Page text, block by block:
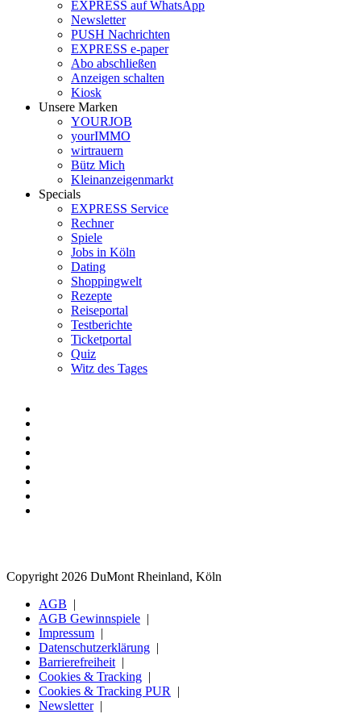
EXPRESS auf WhatsApp
Newsletter
PUSH Nachrichten
EXPRESS e-paper
Abo abschließen
Anzeigen schalten
Kiosk
Unsere Marken
YOURJOB
yourIMMO
wirtrauern
Bütz Mich
Kleinanzeigenmarkt
Specials
EXPRESS Service
Rechner
Spiele
Jobs in Köln
Dating
Shoppingwelt
Rezepte
Reiseportal
Testberichte
Ticketportal
Quiz
Witz des Tages
Copyright 2026 DuMont Rheinland, Köln
AGB
AGB Gewinnspiele
Impressum
Datenschutzerklärung
Barrierefreiheit
Cookies & Tracking
Cookies & Tracking PUR
Newsletter